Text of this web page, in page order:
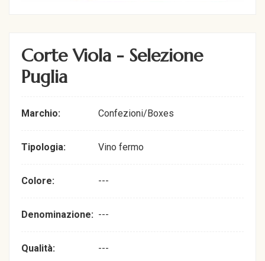
Corte Viola - Selezione
Puglia
Marchio: Confezioni/Boxes
Tipologia: Vino fermo
Colore: ---
Denominazione: ---
Qualità: ---